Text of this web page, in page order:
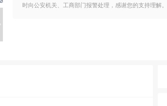
时向公安机关、工商部门报警处理，感谢您的支持理解。